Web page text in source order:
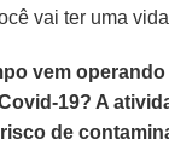
vai ter uma
vem
19? A
de